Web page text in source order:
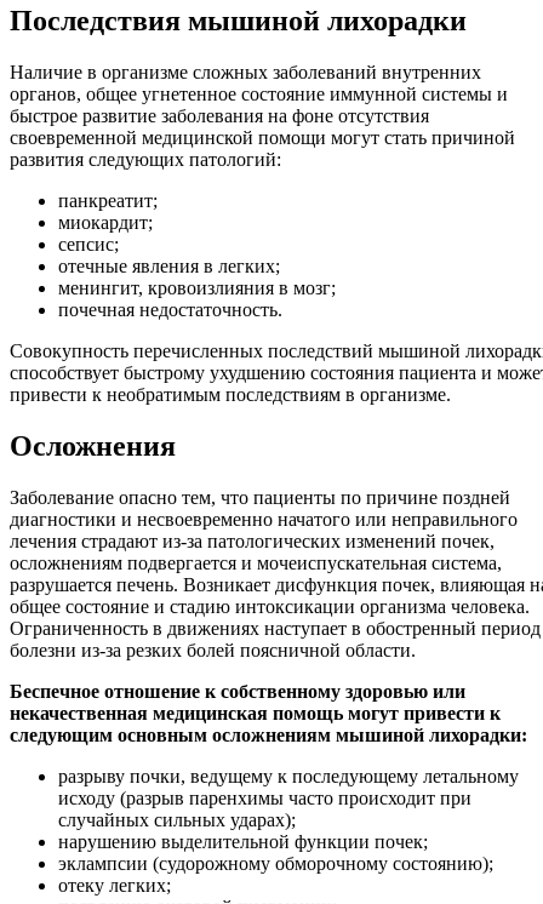
Последствия мышиной лихорадки
Наличие в организме сложных заболеваний внутренних
органов, общее угнетенное состояние иммунной системы и
быстрое развитие заболевания на фоне отсутствия
своевременной медицинской помощи могут стать причиной
развития следующих патологий:
панкреатит;
миокардит;
сепсис;
отечные явления в легких;
менингит, кровоизлияния в мозг;
почечная недостаточность.
Совокупность перечисленных последствий мышиной
способствует быстрому ухудшению состояния пациента и
привести к необратимым последствиям в организме.
Осложнения
Заболевание опасно тем, что пациенты по причине поздней
диагностики и несвоевременно начатого или неправильного
лечения страдают из-за патологических изменений почек,
осложнениям подвергается и мочеиспускательная система,
разрушается печень. Возникает дисфункция почек, влияющая
общее состояние и стадию интоксикации организма человека.
Ограниченность в движениях наступает в обостренный период
болезни из-за резких болей поясничной области.
Беспечное отношение к собственному здоровью или
некачественная медицинская помощь могут привести к
следующим основным осложнениям мышиной лихорадки:
разрыву почки, ведущему к последующему летальному
исходу (разрыв паренхимы часто происходит при
случайных сильных ударах);
нарушению выделительной функции почек;
эклампсии (судорожному обморочному состоянию);
отеку легких;